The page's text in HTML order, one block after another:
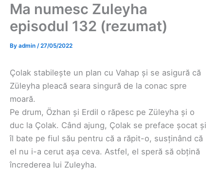
Ma numesc Zuleyha
episodul 132 (rezumat)
By admin /27/05/2022
Çolak stabilește un plan cu Vahap și se asigură că
Züleyha pleacă seara singură de la conac spre
moară.
Pe drum, Özhan și Erdil o răpesc pe Züleyha și o
duc la Çolak. Când ajung, Çolak se preface șocat și
îl bate pe fiul său pentru că a răpit-o, susținând că
el nu i-a cerut așa ceva. Astfel, el speră să obțină
încrederea lui Zuleyha.